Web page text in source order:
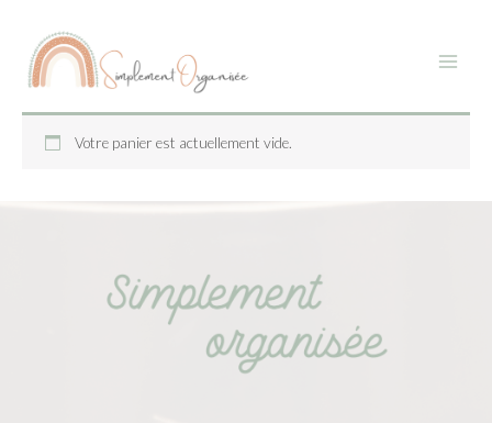
contenu
Menu
Votre panier est actuellement vide.